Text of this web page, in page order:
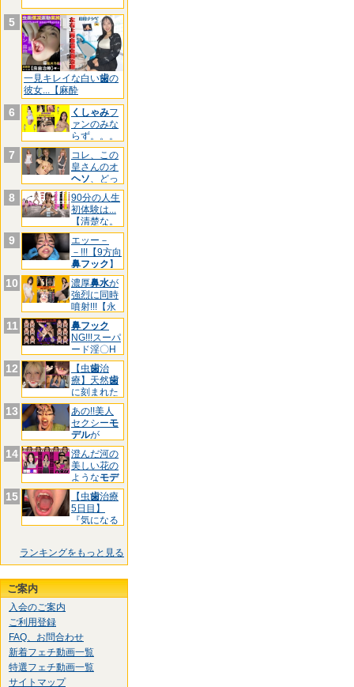
5
一見キレイな白い歯の
彼女...【麻酔
6 くしゃみフ
ァンのみな
らず。。。
【三池
7
コレ、この
皇さんのオ
ヘソ、どっ
ちです
8
90分の人生
初体験は...
【清楚な。
9
エッー－
－!!!【9方向
鼻フック 】
マ
10 濃厚鼻水が
強烈に同時
噴射!!!【永
久
11
鼻フック
NG!!!スーパ
ード淫〇H
お
12 【虫歯治
療】天然歯
に刻まれた
黒印‼ゆ
13
あの!!美人
セクシーモ
デルが
&quo
14
澄んだ河の
美しい花の
ようなモデ
ル様!
15 【虫歯治療
5日目】
『気になる
ランキングをもっと見る
ご案内
入会のご案内
ご利用登録
FAQ、お問合わせ
新着フェチ動画一覧
特選フェチ動画一覧
サイトマップ